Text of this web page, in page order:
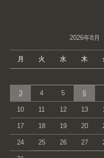
2026年8月
月 火 水 木
3 4 5 6
10 11 12 13
17 18 19 20
24 25 26 27